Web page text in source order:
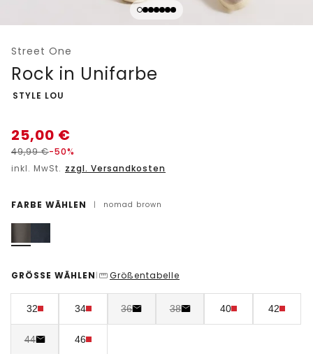
Street One
Rock in Unifarbe
-
STYLE LOU
25,00 €
49,99€-50%
inkl. MwSt. zzgl. Versandkosten
FARBE WÄHLEN | nomad brown
GRÖSSE WÄHLEN | Größentabelle
32 34 36 38 40 42
44 46